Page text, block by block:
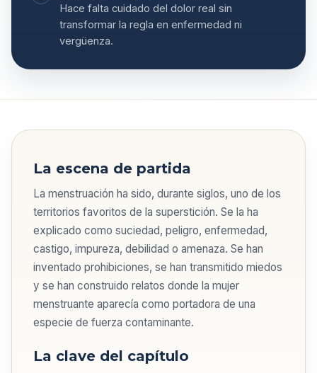
Hace falta cuidado del dolor real sin
transformar la regla en enfermedad ni
vergüenza.
La escena de partida
La menstruación ha sido, durante siglos, uno de los
territorios favoritos de la superstición. Se la ha
explicado como suciedad, peligro, enfermedad,
castigo, impureza, debilidad o amenaza. Se han
inventado prohibiciones, se han transmitido miedos
y se han construido relatos donde la mujer
menstruante aparecía como portadora de una
especie de fuerza contaminante.
La clave del capítulo